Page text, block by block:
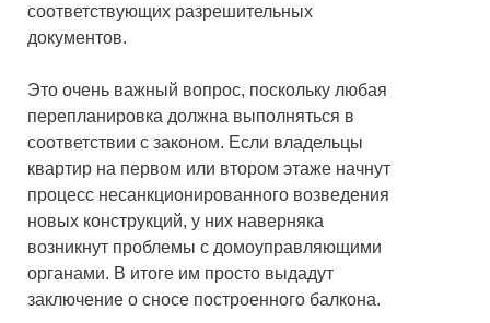
соответствующих разрешительных
документов.
Это очень важный вопрос, поскольку любая
перепланировка должна выполняться в
соответствии с законом. Если владельцы
квартир на первом или втором этаже начнут
процесс несанкционированного возведения
новых конструкций, у них наверняка
возникнут проблемы с домоуправляющими
органами. В итоге им просто выдадут
заключение о сносе построенного балкона.